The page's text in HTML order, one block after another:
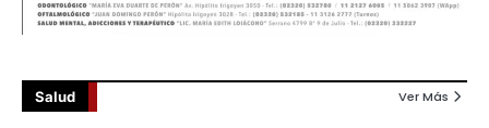
Salud Ver Más